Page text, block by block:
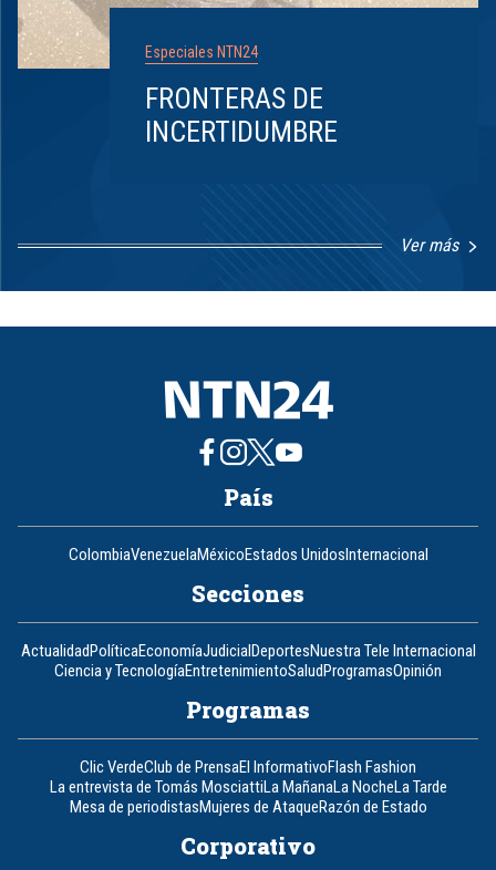
Especiales NTN24
FRONTERAS DE
INCERTIDUMBRE
Ver más
1
8
País
ColombiaVenezuelaMéxicoEstados UnidosInternacional
Secciones
ActualidadPolíticaEconomíaJudicialDeportesNuestra Tele Internacional
Ciencia y TecnologíaEntretenimientoSaludProgramasOpinión
Programas
Clic VerdeClub de PrensaEl InformativoFlash Fashion
La entrevista de Tomás MosciattiLa MañanaLa NocheLa Tarde
Mesa de periodistasMujeres de AtaqueRazón de Estado
Corporativo